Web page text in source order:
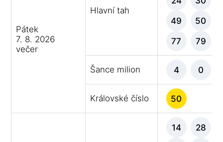
Pátek
7. 8. 2026
večer
Hlavní tah
49 50
77 79
Šance milion 4 0
Královské číslo 50
14 28